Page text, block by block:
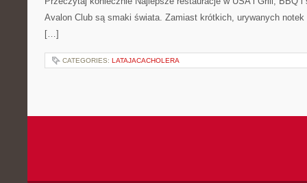
Avalon Club są smaki świata. Zamiast krótkich, urywanych
[…]
CATEGORIES: LATAJACACHOLERA